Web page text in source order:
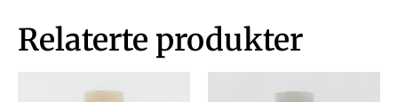
Relaterte produkter